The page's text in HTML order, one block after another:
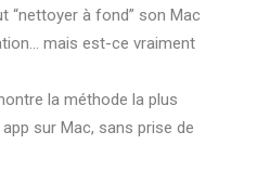
“nettoyer à fond” son Mac
mais est-ce vraiment
la méthode la plus
sur Mac, sans prise de